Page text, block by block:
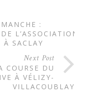
:
L’ASSOCIATION
SACLAY
Next Post
COURSE DU
À VÉLIZY-
VILLACOUBLAY